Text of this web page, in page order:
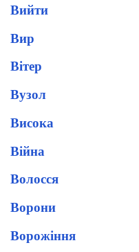
Вийти
Вир
Вітер
Вузол
Висока
Війна
Волосся
Ворони
Ворожіння